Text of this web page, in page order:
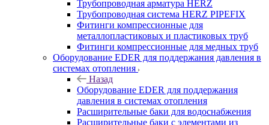
Трубопроводная арматура HERZ
Трубопроводная система HERZ PIPEFIX
Фитинги компрессионные для
металлопластиковых и пластиковых труб
Фитинги компрессионные для медных труб
Оборудование EDER для поддержания давления в
системах отопления
Назад
Оборудование EDER для поддержания
давления в системах отопления
Расширительные баки для водоснабжения
Расширительные баки с элементами из